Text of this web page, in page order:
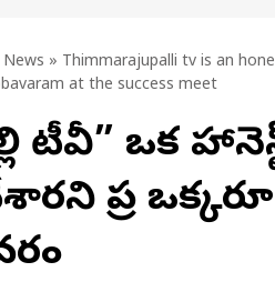
» Thimmarajupalli tv is an
at the success meet
టీవీ” ఒక
ప్రతి ఒక్కరూ